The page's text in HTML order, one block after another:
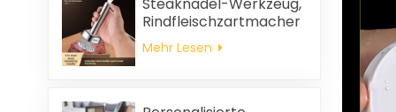
Steaknadel-Werkzeug,
Rindfleischzartmacher
Mehr Lesen